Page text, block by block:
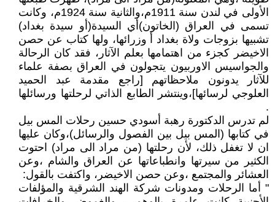
الأولى في لندن سنة 1911م،والثانية سنة 1924م، وكانت
تسمى في العراق (الخاتون)أي السيدة(أو سيدة بغداد)
تشبيها بزوجات ولاة بغداد أ وزرائها، ولها كتاب عن حصن
الاخيضر كجزء من اهتمامها بعلم الآثار، فقد كان الرحالة
والجواسيس الاوربيون يتجولون في العراق بصفة علماء
للآثار يدونون ملاحظاتهم [راجع مقدمة عبد الحميد
العلوجي لرسائها]،وينتشر الطابع الذاتي لرحلتها ورسائلها
.
لم تدرس الدكتورة رهبة أسودي حسين رحلات المس بيل
في كتابها (المس بيل بين الفصول والرسائل)،وكان عليها
ان لا تغفل ذلك، لأن رحلتها (من مراد الى مراد) احتوت
الكثير من سيرتها وانطباعاتها عن العراق والشام ،وعن
العشائر والمجتمع ،وعن حصن الاخيضر، واكتفت بالقول:
" أما الرحلات ومدونات شركة الهند الشرقية والمؤلفات